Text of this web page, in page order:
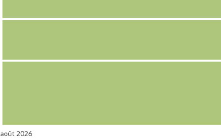
août 2026